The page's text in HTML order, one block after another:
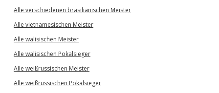
Alle verschiedenen brasilianischen Meister
Alle vietnamesischen Meister
Alle walisischen Meister
Alle walisischen Pokalsieger
Alle weißrussischen Meister
Alle weißrussischen Pokalsieger